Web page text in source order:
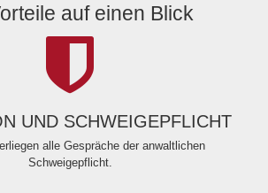
auf einen Blick
UND SCHWEIGEPFLICHT
alle Gespräche der anwaltlichen
Schweigepflicht.